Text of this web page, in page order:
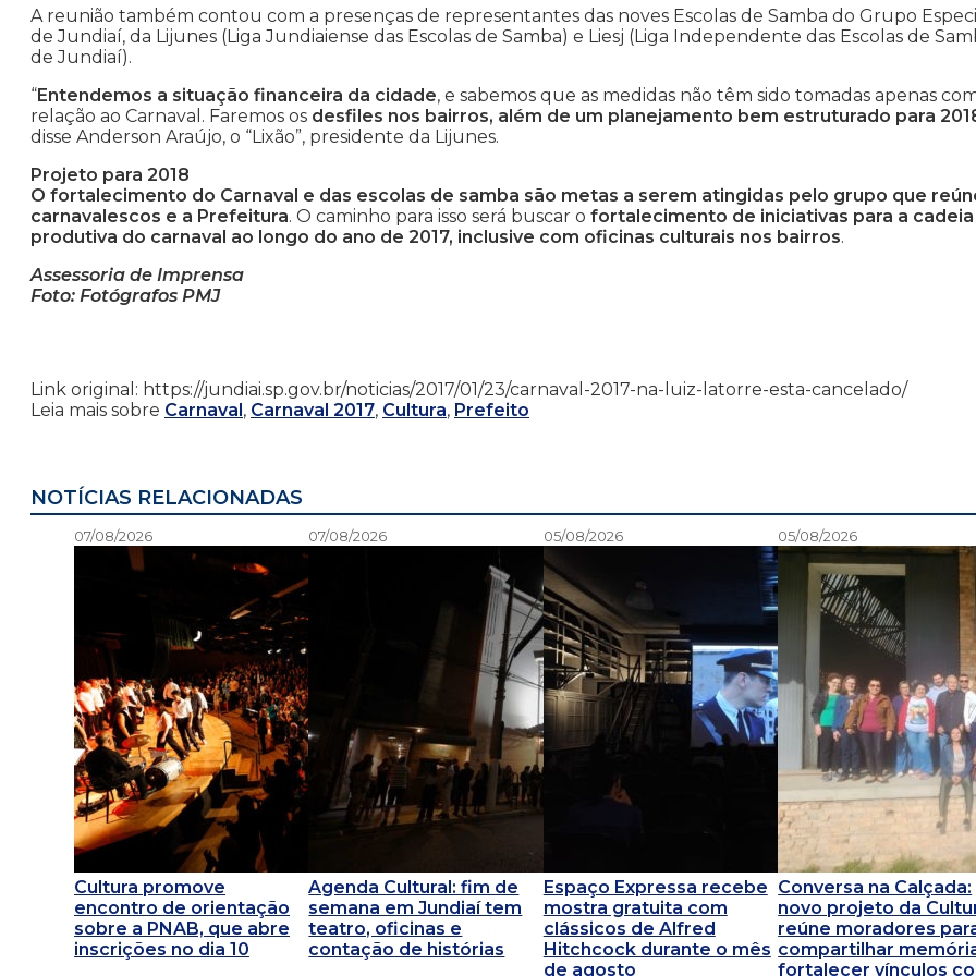
A reunião também contou com a presenças de representantes das noves Escolas de Samba do Grupo
de Jundiaí, da Lijunes (Liga Jundiaiense das Escolas de Samba) e Liesj (Liga Independente das Escolas de
de Jundiaí).
“Entendemos a situação financeira da cidade, e sabemos que as medidas não têm sido tomadas apenas
relação ao Carnaval. Faremos os desfiles nos bairros, além de um planejamento bem estruturado para
disse Anderson Araújo, o “Lixão”, presidente da Lijunes.
Projeto para 2018
O fortalecimento do Carnaval e das escolas de samba são metas a serem atingidas pelo grupo que
carnavalescos e a Prefeitura. O caminho para isso será buscar o fortalecimento de iniciativas para a cadeia
produtiva do carnaval ao longo do ano de 2017, inclusive com oficinas culturais nos bairros.
Assessoria de Imprensa
Foto: Fotógrafos PMJ
Link original: https://jundiai.sp.gov.br/noticias/2017/01/23/carnaval-2017-na-luiz-latorre-esta-cancelado/
Leia mais sobre Carnaval, Carnaval 2017, Cultura, Prefeito
NOTÍCIAS RELACIONADAS
07/08/2026
Cultura promove
encontro de orientação
sobre a PNAB, que abre
inscrições no dia 10
07/08/2026
Agenda Cultural: fim de
semana em Jundiaí tem
teatro, oficinas e
contação de histórias
05/08/2026
Espaço Expressa recebe
mostra gratuita com
clássicos de Alfred
Hitchcock durante o mês
de agosto
05/08/2026
Conversa na Calçada:
novo projeto da
reúne moradores
compartilhar
fortalecer vínculos